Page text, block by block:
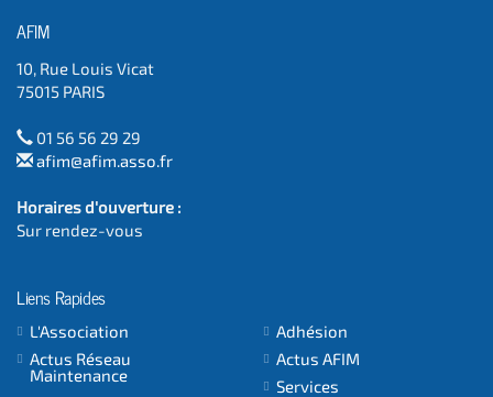
AFIM
10, Rue Louis Vicat
75015 PARIS
01 56 56 29 29
afim@afim.asso.fr
Horaires d'ouverture :
Sur rendez-vous
Liens Rapides
L'Association
Adhésion
Actus Réseau
Maintenance
Actus AFIM
Services